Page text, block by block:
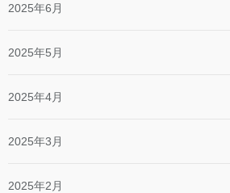
2025年6月
2025年5月
2025年4月
2025年3月
2025年2月